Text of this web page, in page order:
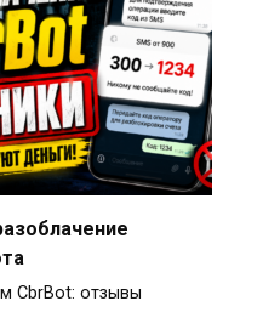
CbrBot: отзывы